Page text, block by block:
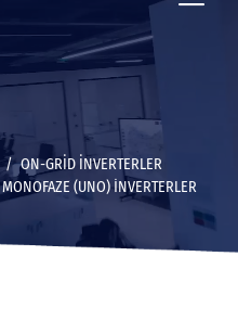
ON-GRID İNVERTERLER
MONOFAZE (UNO) İNVERTERLER